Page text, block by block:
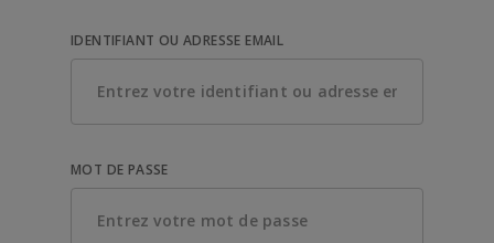
IDENTIFIANT OU ADRESSE EMAIL
MOT DE PASSE